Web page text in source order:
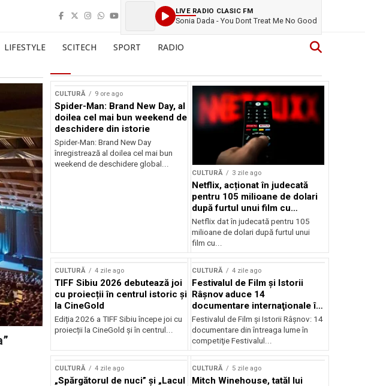
LIVE RADIO CLASIC FM
Sonia Dada - You Dont Treat Me No Good
LIFESTYLE SCITECH SPORT RADIO
CULTURĂ 9 ore ago
Spider-Man: Brand New Day, al
doilea cel mai bun weekend de
deschidere din istorie
Spider-Man: Brand New Day
înregistrează al doilea cel mai bun
weekend de deschidere global...
CULTURĂ 3 zile ago
Netflix, acționat în judecată
pentru 105 milioane de dolari
după furtul unui film cu
Nicolas Cage
Netflix dat în judecată pentru 105
milioane de dolari după furtul unui
film cu...
CULTURĂ 4 zile ago
TIFF Sibiu 2026 debutează joi
cu proiecții în centrul istoric și
la CineGold
Ediția 2026 a TIFF Sibiu începe joi cu
proiecții la CineGold și în centrul...
CULTURĂ 4 zile ago
Festivalul de Film şi Istorii
Râşnov aduce 14
documentare internaţionale în
premieră
Festivalul de Film şi Istorii Râşnov: 14
documentare din întreaga lume în
competiţie Festivalul...
CULTURĂ 4 zile ago
„Spărgătorul de nuci” și „Lacul
CULTURĂ 5 zile ago
Mitch Winehouse, tatăl lui